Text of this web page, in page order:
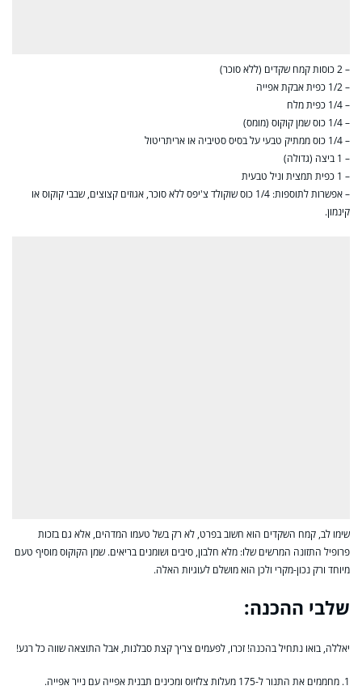
– 2 כוסות קמח שקדים (ללא סוכר)
– 1/2 כפית אבקת אפייה
– 1/4 כפית מלח
– 1/4 כוס שמן קוקוס (מומס)
– 1/4 כוס ממתיק טבעי על בסיס סטיביה או אריתריטול
– 1 ביצה (גדולה)
– 1 כפית תמצית וניל טבעית
– אפשרות לתוספות: 1/4 כוס שוקולד צ'יפס ללא סוכר, אגוזים קצוצים, שבבי קוקוס או
קינמון.
שימו לב, קמח השקדים הוא חשוב בפרט, לא רק בשל טעמו המדהים, אלא גם בזכות
פרופיל התזונה המרשים שלו: מלא חלבון, סיבים ושומנים בריאים. שמן הקוקוס מוסיף טעם
מיוחד ורק נכון-מקרי ולכן הוא מושלם לעוגיות האלה.
שלבי ההכנה:
יאללה, בואו נתחיל בהכנה! זכרו, לפעמים צריך קצת סבלנות, אבל התוצאה שווה כל רגע!
1. מחממים את התנור ל-175 מעלות צלזיוס ומכינים תבנית אפייה עם נייר אפייה.